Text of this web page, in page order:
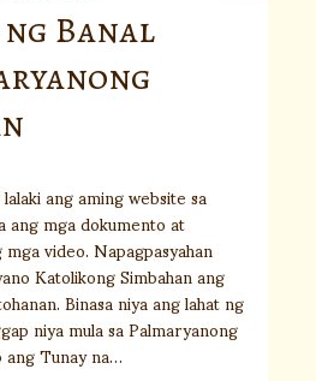
Banal
ang aming website sa
mga dokumento at
video. Napagpasyahan
Katolikong Simbahan ang
Binasa niya ang lahat ng
niya mula sa Palmaryanong
Tunay na…